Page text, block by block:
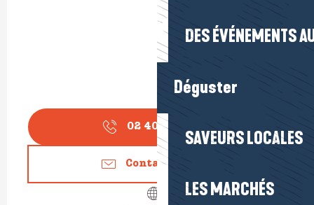
DES ÉVÉNEMENTS
Déguster
SAVEURS LOCALES
LES MARCHÉS
02 40 24 20
Contactez-nous